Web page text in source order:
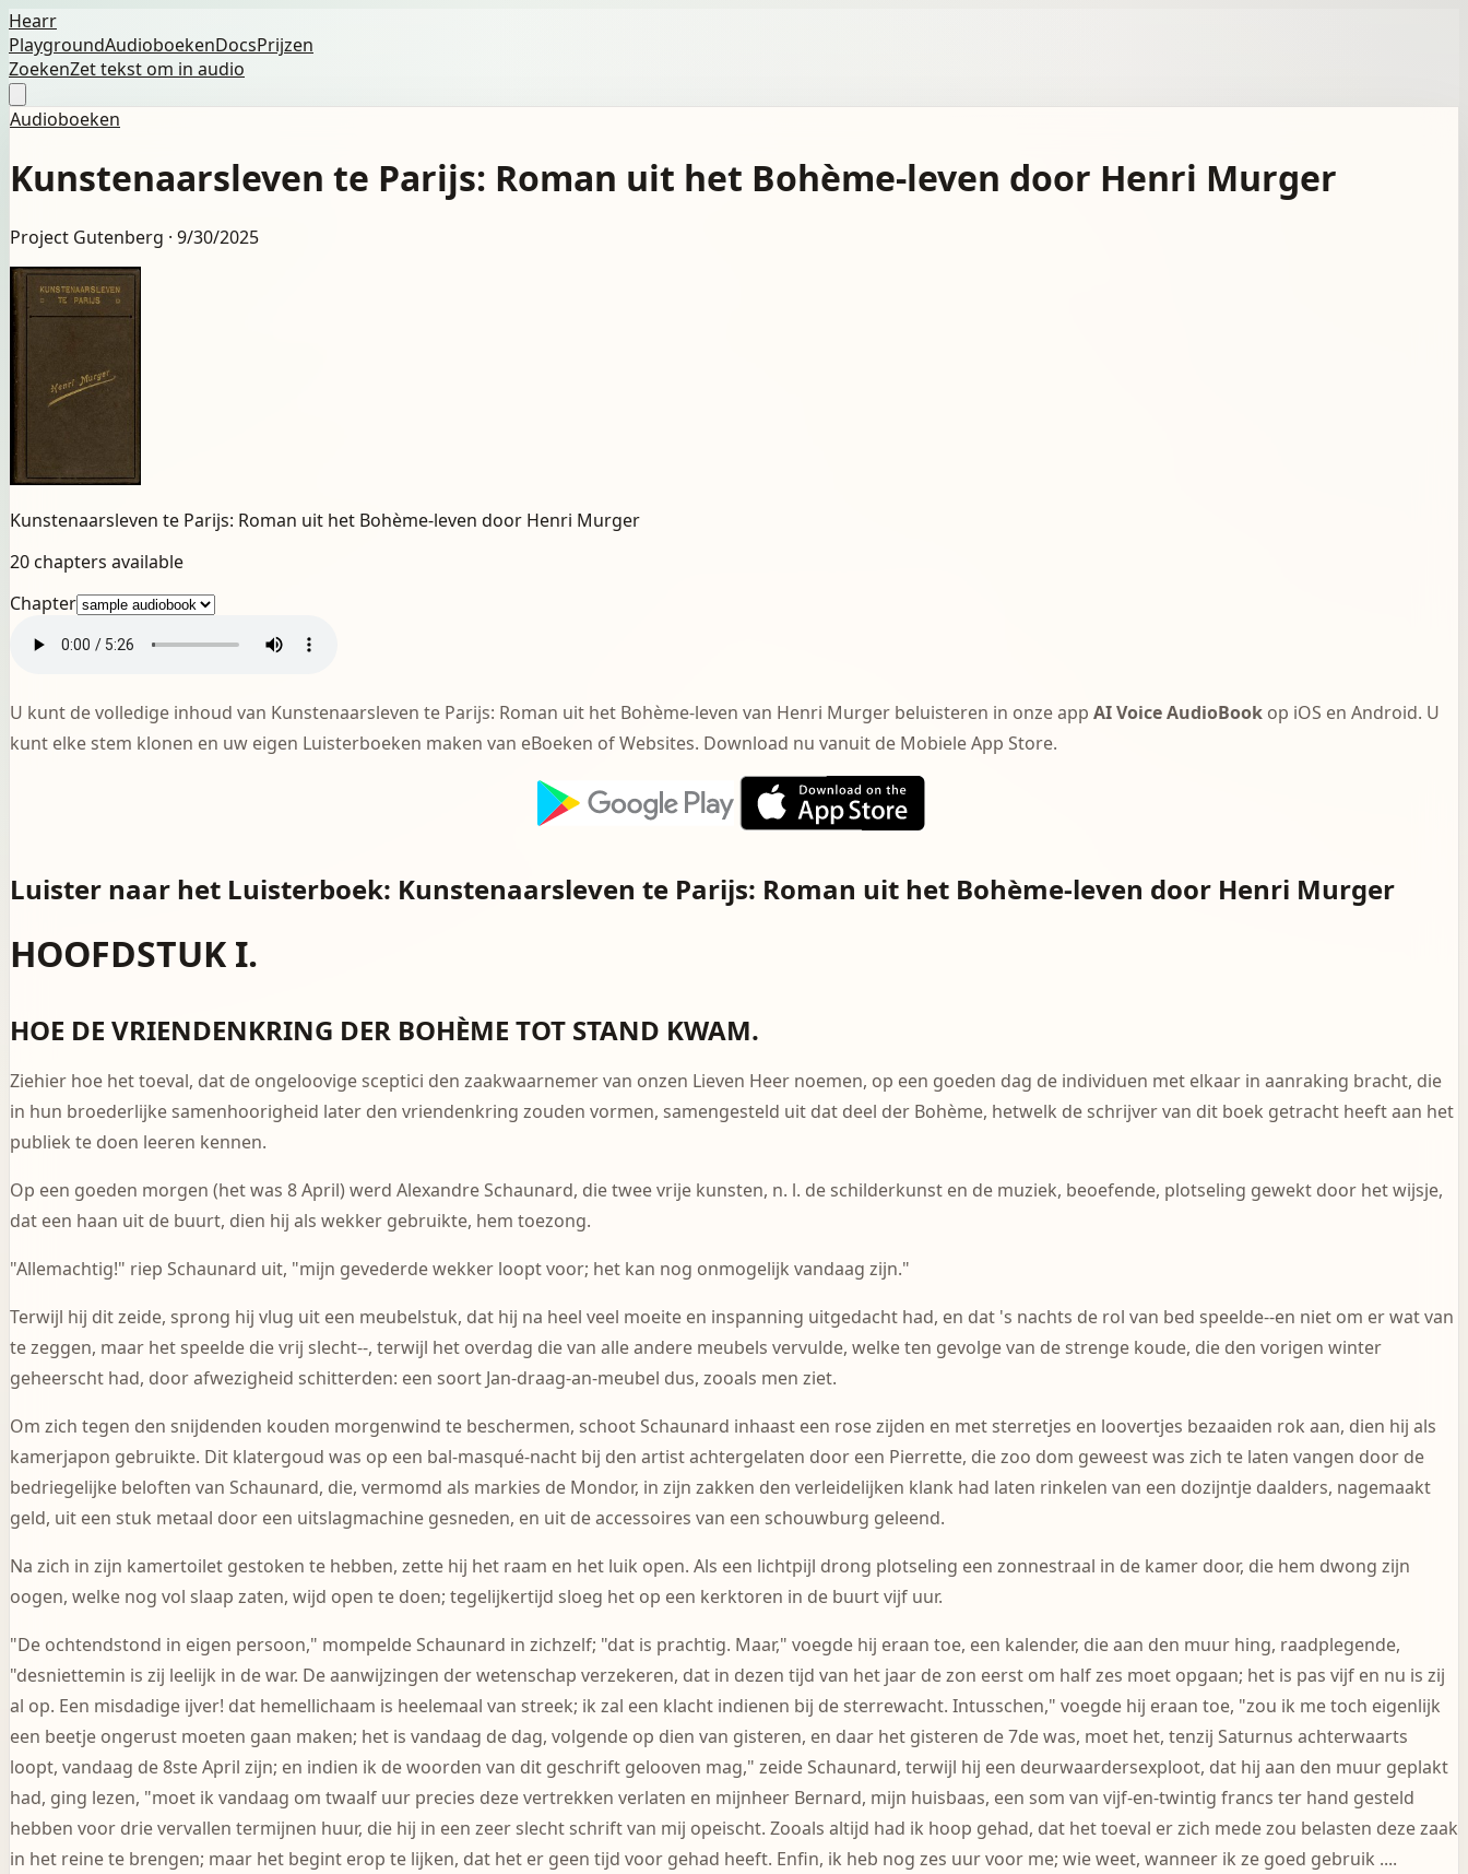
Hearr
PlaygroundAudioboekenDocsPrijzen
ZoekenZet tekst om in audio
Audioboeken
Kunstenaarsleven te Parijs: Roman uit het Bohème-leven door Henri Murger
Project Gutenberg · 9/30/2025
Kunstenaarsleven te Parijs: Roman uit het Bohème-leven door Henri Murger
20 chapters available
Chapter
U kunt de volledige inhoud van Kunstenaarsleven te Parijs: Roman uit het Bohème-leven van Henri Murger beluisteren in onze app AI Voice AudioBook op iOS en Android. U
kunt elke stem klonen en uw eigen Luisterboeken maken van eBoeken of Websites. Download nu vanuit de Mobiele App Store.
Luister naar het Luisterboek: Kunstenaarsleven te Parijs: Roman uit het Bohème-leven door Henri Murger
HOOFDSTUK I.
HOE DE VRIENDENKRING DER BOHÈME TOT STAND KWAM.
Ziehier hoe het toeval, dat de ongeloovige sceptici den zaakwaarnemer van onzen Lieven Heer noemen, op een goeden dag de individuen met elkaar in aanraking bracht, die
in hun broederlijke samenhoorigheid later den vriendenkring zouden vormen, samengesteld uit dat deel der Bohème, hetwelk de schrijver van dit boek getracht heeft aan het
publiek te doen leeren kennen.
Op een goeden morgen (het was 8 April) werd Alexandre Schaunard, die twee vrije kunsten, n. l. de schilderkunst en de muziek, beoefende, plotseling gewekt door het wijsje,
dat een haan uit de buurt, dien hij als wekker gebruikte, hem toezong.
"Allemachtig!" riep Schaunard uit, "mijn gevederde wekker loopt voor; het kan nog onmogelijk vandaag zijn."
Terwijl hij dit zeide, sprong hij vlug uit een meubelstuk, dat hij na heel veel moeite en inspanning uitgedacht had, en dat 's nachts de rol van bed speelde--en niet om er wat van
te zeggen, maar het speelde die vrij slecht--, terwijl het overdag die van alle andere meubels vervulde, welke ten gevolge van de strenge koude, die den vorigen winter
geheerscht had, door afwezigheid schitterden: een soort Jan-draag-an-meubel dus, zooals men ziet.
Om zich tegen den snijdenden kouden morgenwind te beschermen, schoot Schaunard inhaast een rose zijden en met sterretjes en loovertjes bezaaiden rok aan, dien hij als
kamerjapon gebruikte. Dit klatergoud was op een bal-masqué-nacht bij den artist achtergelaten door een Pierrette, die zoo dom geweest was zich te laten vangen door de
bedriegelijke beloften van Schaunard, die, vermomd als markies de Mondor, in zijn zakken den verleidelijken klank had laten rinkelen van een dozijntje daalders, nagemaakt
geld, uit een stuk metaal door een uitslagmachine gesneden, en uit de accessoires van een schouwburg geleend.
Na zich in zijn kamertoilet gestoken te hebben, zette hij het raam en het luik open. Als een lichtpijl drong plotseling een zonnestraal in de kamer door, die hem dwong zijn
oogen, welke nog vol slaap zaten, wijd open te doen; tegelijkertijd sloeg het op een kerktoren in de buurt vijf uur.
"De ochtendstond in eigen persoon," mompelde Schaunard in zichzelf; "dat is prachtig. Maar," voegde hij eraan toe, een kalender, die aan den muur hing, raadplegende,
"desniettemin is zij leelijk in de war. De aanwijzingen der wetenschap verzekeren, dat in dezen tijd van het jaar de zon eerst om half zes moet opgaan; het is pas vijf en nu is zij
al op. Een misdadige ijver! dat hemellichaam is heelemaal van streek; ik zal een klacht indienen bij de sterrewacht. Intusschen," voegde hij eraan toe, "zou ik me toch eigenlijk
een beetje ongerust moeten gaan maken; het is vandaag de dag, volgende op dien van gisteren, en daar het gisteren de 7de was, moet het, tenzij Saturnus achterwaarts
loopt, vandaag de 8ste April zijn; en indien ik de woorden van dit geschrift gelooven mag," zeide Schaunard, terwijl hij een deurwaardersexploot, dat hij aan den muur geplakt
had, ging lezen, "moet ik vandaag om twaalf uur precies deze vertrekken verlaten en mijnheer Bernard, mijn huisbaas, een som van vijf-en-twintig francs ter hand gesteld
hebben voor drie vervallen termijnen huur, die hij in een zeer slecht schrift van mij opeischt. Zooals altijd had ik hoop gehad, dat het toeval er zich mede zou belasten deze zaak
in het reine te brengen; maar het begint erop te lijken, dat het er geen tijd voor gehad heeft. Enfin, ik heb nog zes uur voor me; wie weet, wanneer ik ze goed gebruik ....